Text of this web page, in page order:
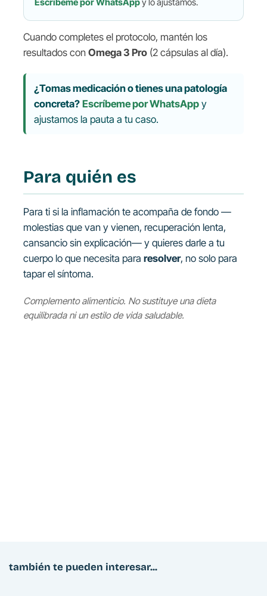
Escríbeme por WhatsAppy lo ajustamos.
Cuando completes el protocolo, mantén los
resultados con Omega 3 Pro(2 cápsulas al día).
¿Tomas medicación o tienes una patología
concreta? Escríbeme por WhatsAppy
ajustamos la pauta a tu caso.
Para quién es
Para ti si la inflamación te acompaña de fondo —
molestias que van y vienen, recuperación lenta,
cansancio sin explicación— y quieres darle a tu
cuerpo lo que necesita para resolver, no solo para
tapar el síntoma.
Complemento alimenticio. No sustituye una dieta
equilibrada ni un estilo de vida saludable.
también te pueden interesar...